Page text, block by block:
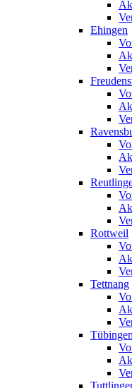
Ehingen
Rottweil
Tettnang
Tübingen